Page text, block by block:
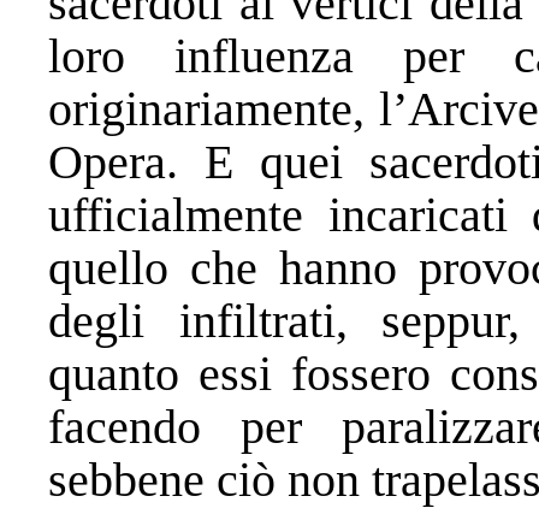
loro influenza per
originariamente,
Opera. E quei
ufficialmente
quello che hanno
degli infiltrati,
quanto essi fossero
facendo per
sebbene ciò non